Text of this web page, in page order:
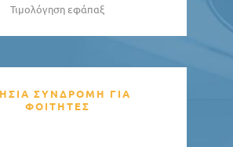
Τιμολόγηση εφάπαξ
ΣΥΝΔΡΟΜΗ ΓΙΑ
ΦΟΙΤΗΤΕΣ